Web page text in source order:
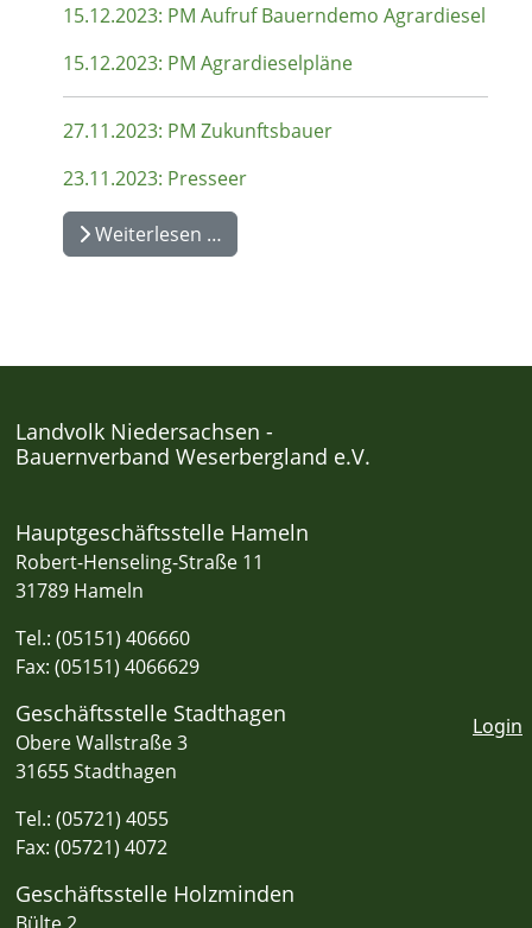
15.12.2023: PM Aufruf Bauerndemo Agrardiesel
15.12.2023: PM Agrardieselpläne
27.11.2023: PM Zukunftsbauer
23.11.2023: Presseer
Weiterlesen …
Landvolk Niedersachsen -
Bauernverband Weserbergland e.V.
Hauptgeschäftsstelle Hameln
Robert-Henseling-Straße 11
31789 Hameln
Tel.: (05151) 406660
Fax: (05151) 4066629
Geschäftsstelle Stadthagen
Obere Wallstraße 3
31655 Stadthagen
Tel.: (05721) 4055
Fax: (05721) 4072
Geschäftsstelle Holzminden
Login